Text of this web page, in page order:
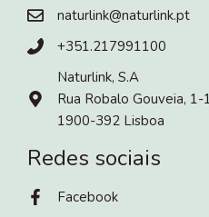
naturlink@naturlink.pt
+351.217991100
Naturlink, S.A
Rua Robalo Gouveia, 1-
1900-392 Lisboa
Redes sociais
Facebook